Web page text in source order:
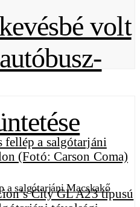
a salgótarjáni Macskakő
volt